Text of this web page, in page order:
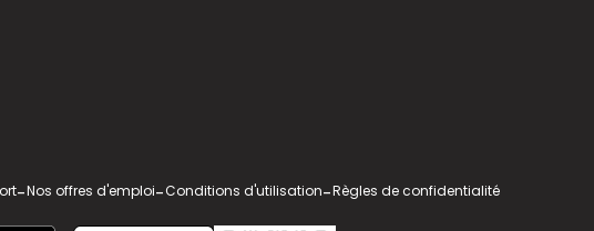
-Nos offres d'emploi-Conditions d'utilisation-Règles de confidentialité